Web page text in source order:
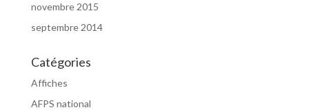
novembre 2015
septembre 2014
Catégories
Affiches
AFPS national